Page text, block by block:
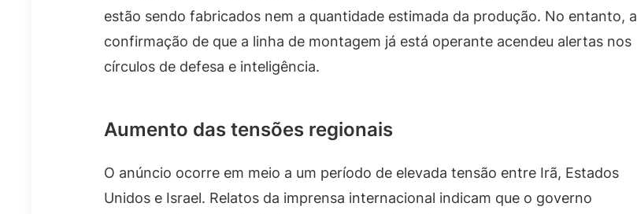
estão sendo fabricados nem a quantidade estimada da produção. No entanto, a
confirmação de que a linha de montagem já está operante acendeu alertas nos
círculos de defesa e inteligência.
Aumento das tensões regionais
O anúncio ocorre em meio a um período de elevada tensão entre Irã, Estados
Unidos e Israel. Relatos da imprensa internacional indicam que o governo